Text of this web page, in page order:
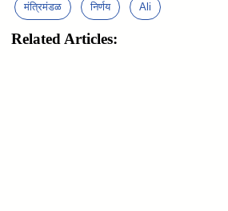
मंत्रिमंडळ निर्णय Ali
Related Articles: